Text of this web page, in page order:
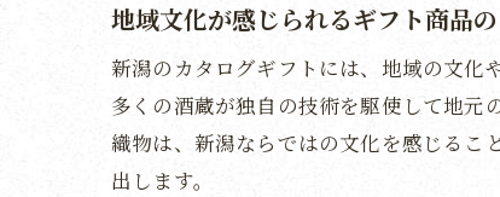
地域文化が感じられるギフト商品
新潟のカタログギフトには、地域の文化
多くの酒蔵が独自の技術を駆使して地元
織物は、新潟ならではの文化を感じるこ
出します。